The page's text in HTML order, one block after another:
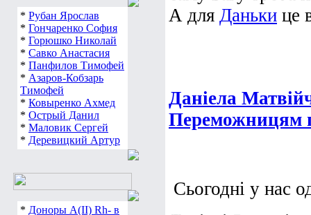
* Рубан Ярослав
* Гончаренко София
* Горюшко Николай
* Савко Анастасия
* Панфилов Тимофей
* Азаров-Кобзарь
Тимофей
* Ковыренко Ахмед
* Острый Данил
* Маловик Сергей
* Деревицкий Артур
* Доноры А(ІІ) Rh- в
А для Даньки це
Даніела
Переможницям
Сьогодні у нас